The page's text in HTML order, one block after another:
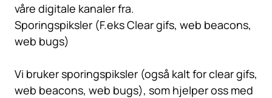
våre digitale kanaler fra.
Sporingspiksler (F.eks Clear gifs, web beacons,
web bugs)
Vi bruker sporingspiksler (også kalt for clear gifs,
web beacons, web bugs), som hjelper oss med